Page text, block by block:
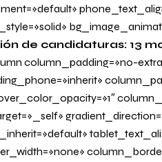
de candidaturas: 13
column_padding=»no-